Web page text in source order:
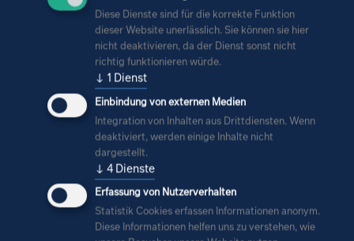
Diese Dienste sind für die korrekte Funktion
dieser Website unerlässlich. Sie können sie hier
nicht deaktivieren, da der Dienst sonst nicht
richtig funktionieren würde.
↓ 1 Dienst
Einbindung von externen Medien
Integration von Inhalten aus Drittdiensten. Wenn
deaktiviert, werden einige Inhalte nicht
dargestellt.
↓ 4 Dienste
Erfassung von Nutzerverhalten
Statistik Cookies erfassen Informationen anonym.
Diese Informationen helfen uns zu verstehen, wie